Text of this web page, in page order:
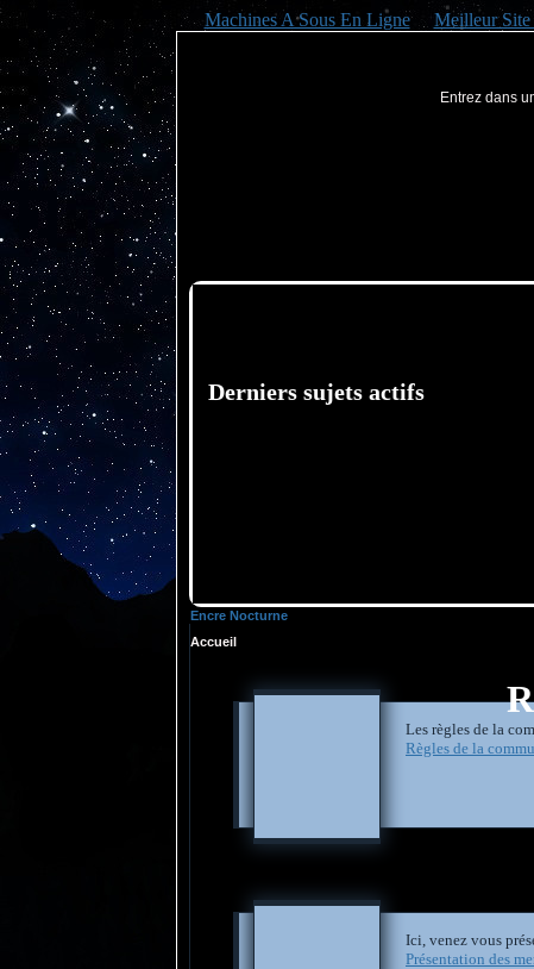
Machines A Sous En Ligne Meilleur
Entrez dans
Derniers sujets actifs
Encre Nocturne
Accueil
Les règles de la
Règles de la
Ici, venez vous
Présentation des